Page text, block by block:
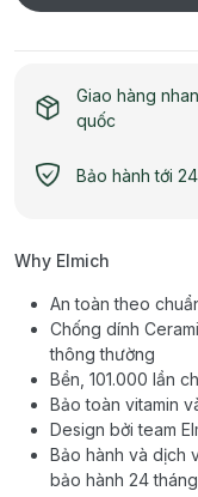
Giao hàng
quốc
Bảo hành tới
Why Elmich
An toàn theo
Chống dính
thông thường
Bền, 101.000 lần
Bảo toàn vitamin
Design bởi team
Bảo hành và dịch
bảo hành 24 tháng